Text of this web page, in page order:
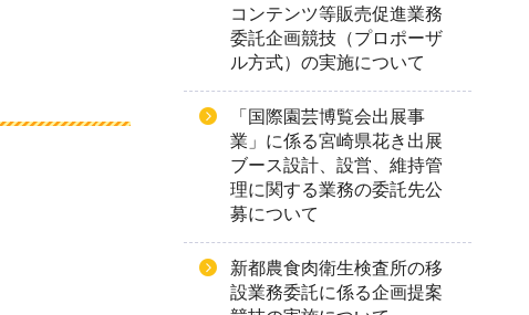
コンテンツ等販売促進業務
委託企画競技（プロポーザ
ル方式）の実施について
「国際園芸博覧会出展事
業」に係る宮崎県花き出展
ブース設計、設営、維持管
理に関する業務の委託先公
募について
新都農食肉衛生検査所の移
設業務委託に係る企画提案